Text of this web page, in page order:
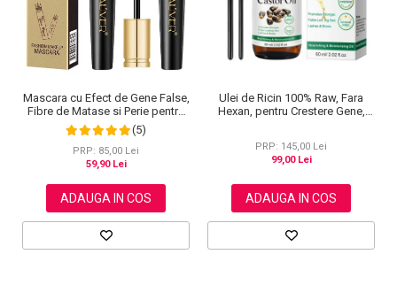
Mascara cu Efect de Gene False,
Fibre de Matase si Perie pentru
Curbare, Aliver 4D Extra Volume,
Waterproof, Negru,10 g
(5)
PRP: 85,00 Lei
59,90 Lei
ADAUGA IN COS
Ulei de Ricin 100% Raw, Fara
Hexan, pentru Crestere Gene,
PRP: 145,00 Lei
99,00 Lei
ADAUGA IN COS